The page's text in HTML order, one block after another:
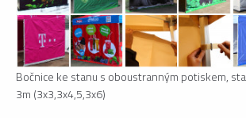
Bočnice ke stanu s oboustranným potiskem,
3m (3x3,3x4,5,3x6)